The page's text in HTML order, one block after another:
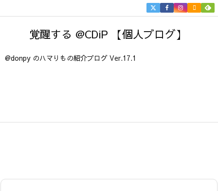
覚醒する @CDiP 【個人ブログ】
@donpy のハマりもの紹介ブログ Ver.17.1

